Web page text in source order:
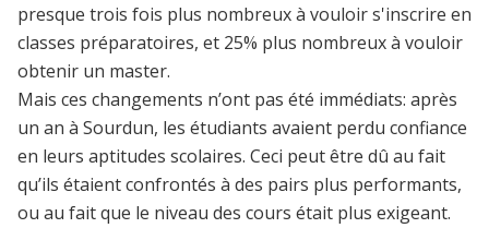
presque trois fois plus nombreux à vouloir s'inscrire en
classes préparatoires, et 25% plus nombreux à vouloir
obtenir un master.
Mais ces changements n’ont pas été immédiats: après
un an à Sourdun, les étudiants avaient perdu confiance
en leurs aptitudes scolaires. Ceci peut être dû au fait
qu’ils étaient confrontés à des pairs plus performants,
ou au fait que le niveau des cours était plus exigeant.